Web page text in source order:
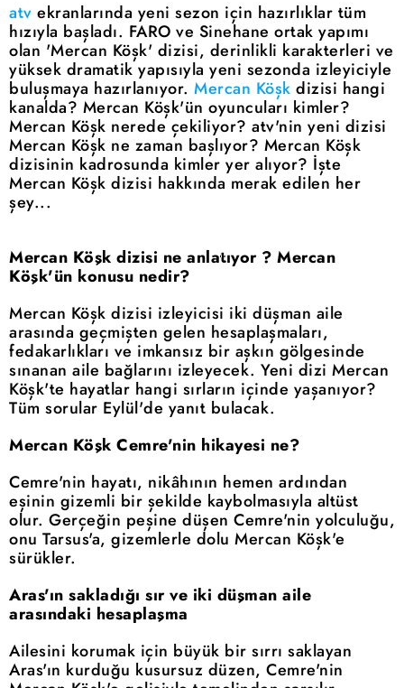
atv ekranlarında yeni sezon için hazırlıklar tüm
hızıyla başladı. FARO ve Sinehane ortak yapımı
olan 'Mercan Köşk' dizisi, derinlikli karakterleri ve
yüksek dramatik yapısıyla yeni sezonda izleyiciyle
buluşmaya hazırlanıyor. Mercan Köşk dizisi hangi
kanalda? Mercan Köşk'ün oyuncuları kimler?
Mercan Köşk nerede çekiliyor? atv'nin yeni dizisi
Mercan Köşk ne zaman başlıyor? Mercan Köşk
dizisinin kadrosunda kimler yer alıyor? İşte
Mercan Köşk dizisi hakkında merak edilen her
şey...
Mercan Köşk dizisi ne anlatıyor ? Mercan
Köşk'ün konusu nedir?
Mercan Köşk dizisi izleyicisi iki düşman aile
arasında geçmişten gelen hesaplaşmaları,
fedakarlıkları ve imkansız bir aşkın gölgesinde
sınanan aile bağlarını izleyecek. Yeni dizi Mercan
Köşk'te hayatlar hangi sırların içinde yaşanıyor?
Tüm sorular Eylül'de yanıt bulacak.
Mercan Köşk Cemre'nin hikayesi ne?
Cemre'nin hayatı, nikâhının hemen ardından
eşinin gizemli bir şekilde kaybolmasıyla altüst
olur. Gerçeğin peşine düşen Cemre'nin yolculuğu,
onu Tarsus'a, gizemlerle dolu Mercan Köşk'e
sürükler.
Aras'ın sakladığı sır ve iki düşman aile
arasındaki hesaplaşma
Ailesini korumak için büyük bir sırrı saklayan
Aras'ın kurduğu kusursuz düzen, Cemre'nin